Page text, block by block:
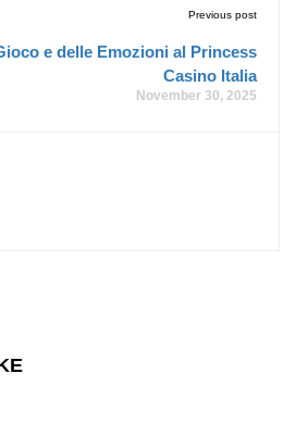
Previous post
e delle Emozioni al Princess
Casino Italia
November 30, 2025